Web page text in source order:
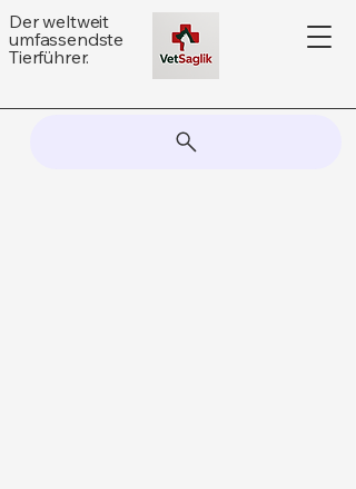
Der weltweit
umfassendste
Tierführer.